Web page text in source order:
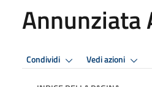
Annunziata
Condividi Vedi azioni